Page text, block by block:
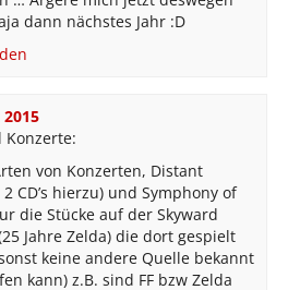
dann nächstes Jahr :D
Konzerte:
von Konzerten, Distant
CD’s hierzu) und Symphony of
die Stücke auf der Skyward
Jahre Zelda) die dort gespielt
keine andere Quelle bekannt
kann) z.B. sind FF bzw Zelda